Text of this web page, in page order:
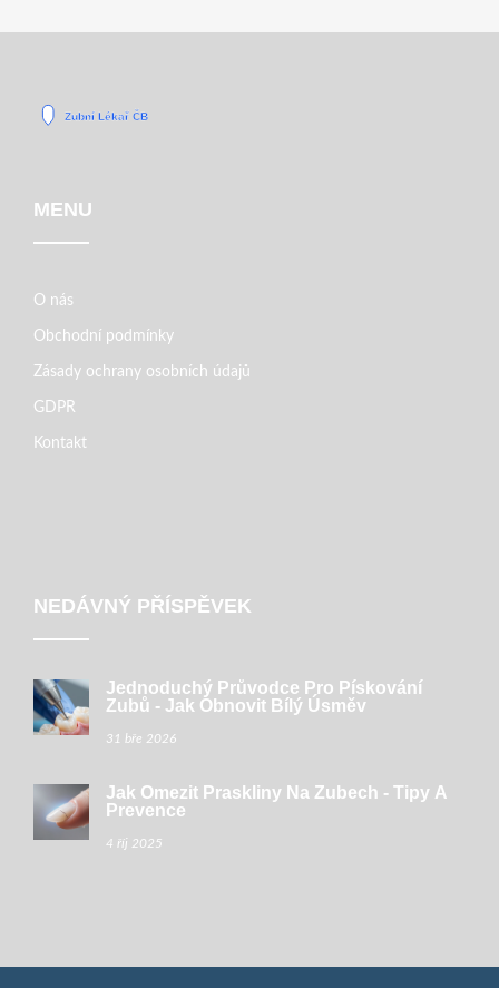
MENU
O nás
Obchodní podmínky
Zásady ochrany osobních údajů
GDPR
Kontakt
NEDÁVNÝ PŘÍSPĚVEK
Jednoduchý Průvodce Pro Pískování
Zubů - Jak Obnovit Bílý Úsměv
31 bře 2026
Jak Omezit Praskliny Na Zubech - Tipy A
Prevence
4 říj 2025